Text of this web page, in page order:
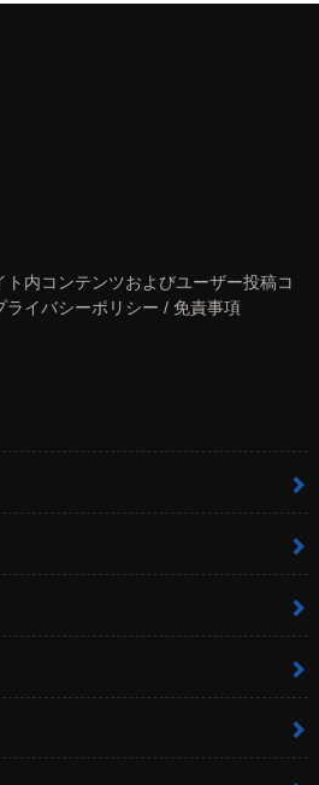
内コンテンツおよびユーザー投稿コ
ライバシーポリシー / 免責事項